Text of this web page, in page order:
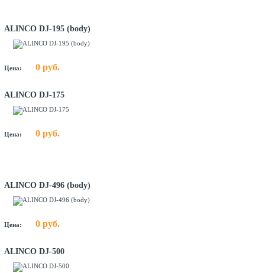
ALINCO DJ-195 (body)
Цена: 0 руб.
ALINCO DJ-175
Цена: 0 руб.
ALINCO DJ-496 (body)
Цена: 0 руб.
ALINCO DJ-500